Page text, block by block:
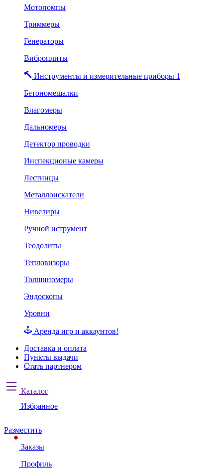
Мотопомпы
Триммеры
Генераторы
Виброплиты
Инструменты и измерительные приборы 1
Бетономешалки
Влагомеры
Дальномеры
Детектор проводки
Инспекционые камеры
Лестницы
Металлоискатели
Нивелиры
Ручной иструмент
Теодолиты
Тепловизоры
Толщиномеры
Эндоскопы
Уровни
Аренда игр и аккаунтов!
Доставка и оплата
Пункты выдачи
Стать партнером
Каталог
Избранное
Разместить
Заказы
Профиль